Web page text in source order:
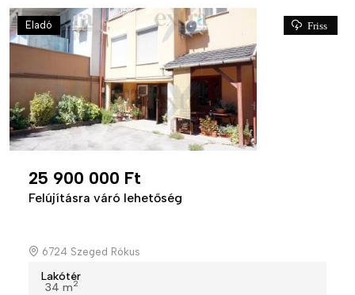
Eladó Friss
25 900 000 Ft
Felújításra váró lehetőség
6724 Szeged Rókus
Lakótér
34 m2